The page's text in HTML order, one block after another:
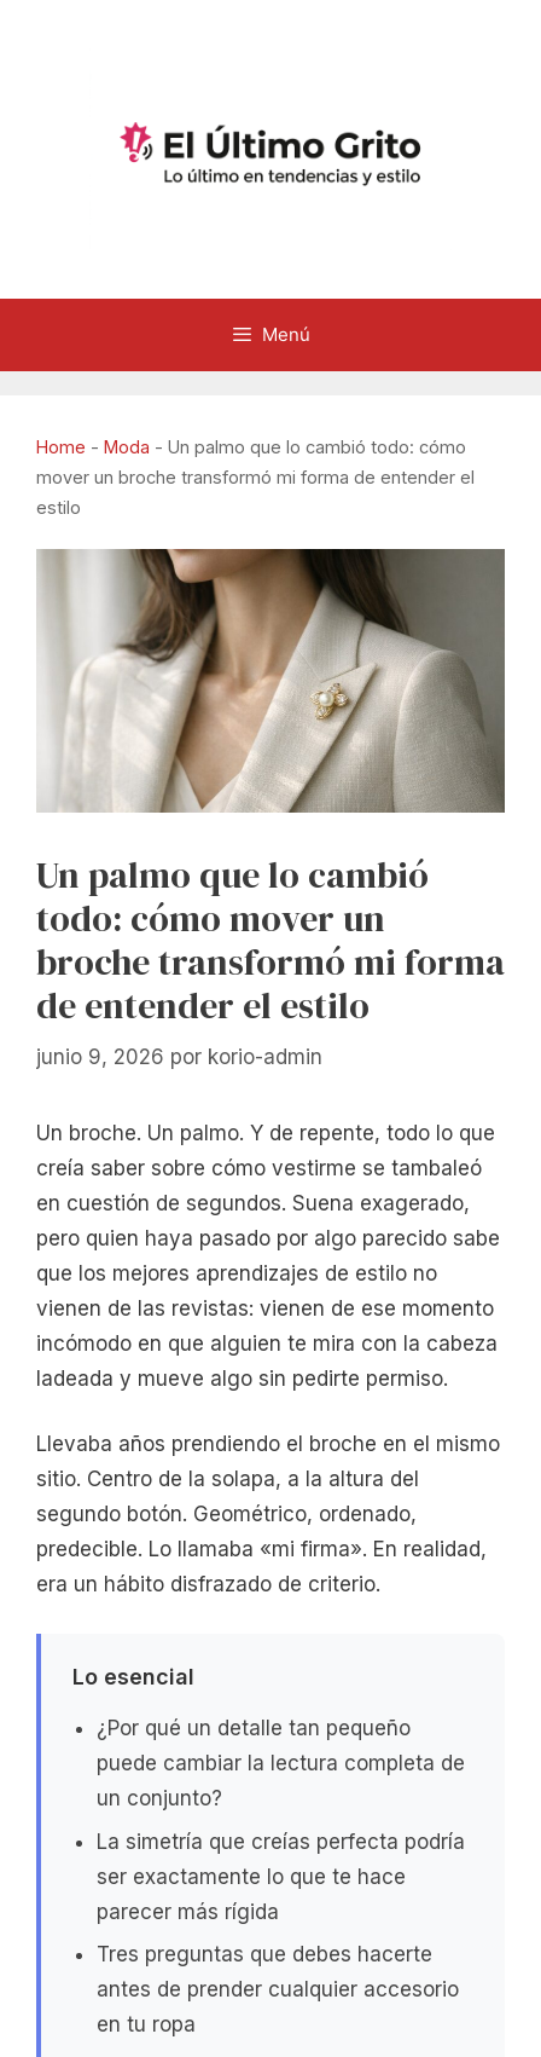
Menú
Home - Moda - Un palmo que lo cambió todo: cómo
mover un broche transformó mi forma de entender el
estilo
Un palmo que lo cambió
todo: cómo mover un
broche transformó mi forma
de entender el estilo
junio 9, 2026 por korio-admin
Un broche. Un palmo. Y de repente, todo lo que
creía saber sobre cómo vestirme se tambaleó
en cuestión de segundos. Suena exagerado,
pero quien haya pasado por algo parecido sabe
que los mejores aprendizajes de estilo no
vienen de las revistas: vienen de ese momento
incómodo en que alguien te mira con la cabeza
ladeada y mueve algo sin pedirte permiso.
Llevaba años prendiendo el broche en el mismo
sitio. Centro de la solapa, a la altura del
segundo botón. Geométrico, ordenado,
predecible. Lo llamaba «mi firma». En realidad,
era un hábito disfrazado de criterio.
Lo esencial
¿Por qué un detalle tan pequeño
puede cambiar la lectura completa de
un conjunto?
La simetría que creías perfecta podría
ser exactamente lo que te hace
parecer más rígida
Tres preguntas que debes hacerte
antes de prender cualquier accesorio
en tu ropa